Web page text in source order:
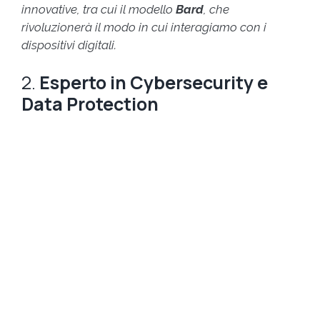
innovative, tra cui il modello Bard, che
rivoluzionerà il modo in cui interagiamo con i
dispositivi digitali.
2. Esperto in Cybersecurity e
Data Protection